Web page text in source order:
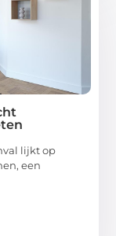
lijkt op
een